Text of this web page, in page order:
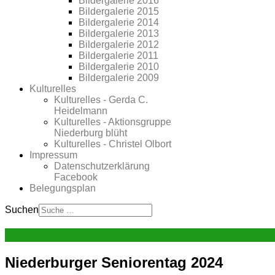
Bildergalerie 2015
Bildergalerie 2014
Bildergalerie 2013
Bildergalerie 2012
Bildergalerie 2011
Bildergalerie 2010
Bildergalerie 2009
Kulturelles
Kulturelles - Gerda C.
Heidelmann
Kulturelles - Aktionsgruppe
Niederburg blüht
Kulturelles - Christel Olbort
Impressum
Datenschutzerklärung
Facebook
Belegungsplan
Suchen
Niederburger Seniorentag 2024